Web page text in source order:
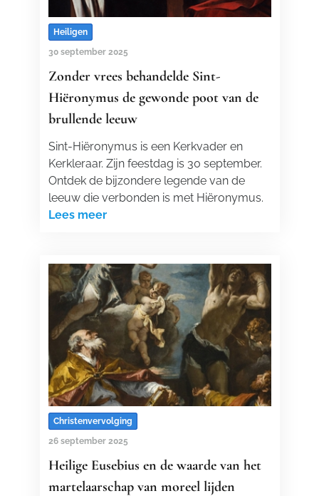
Heiligen
30 september 2025
Zonder vrees behandelde Sint-
Hiëronymus de gewonde poot van de
brullende leeuw
Sint-Hiëronymus is een Kerkvader en
Kerkleraar. Zijn feestdag is 30 september.
Ontdek de bijzondere legende van de
leeuw die verbonden is met Hiëronymus.
Lees meer
Christenvervolging
26 september 2025
Heilige Eusebius en de waarde van het
martelaarschap van moreel lijden